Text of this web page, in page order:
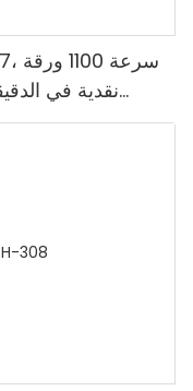
نقدية في
المغناطيسية/